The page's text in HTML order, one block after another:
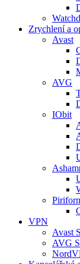
Zrychlení a
Avast
AVG
IObit
VPN
Avast
AVG